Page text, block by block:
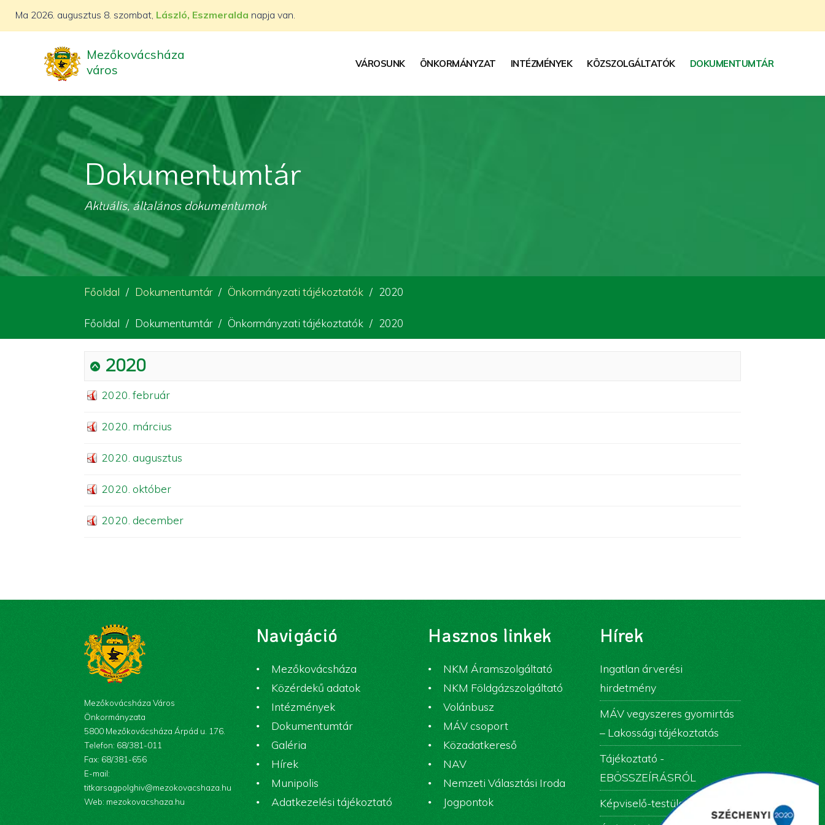
Ma 2026. augusztus 8. szombat, László, Eszmeralda napja van.
Mezőkovácsháza
város
VÁROSUNK ÖNKORMÁNYZAT INTÉZMÉNYEK KÖZSZOLGÁLTATÓK DOKUMENTUMTÁR
Dokumentumtár
Aktuális, általános dokumentumok
Főoldal Dokumentumtár Önkormányzati tájékoztatók 2020
Főoldal Dokumentumtár Önkormányzati tájékoztatók 2020
2020
2020. február
2020. március
2020. augusztus
2020. október
2020. december
Mezőkovácsháza Város
Önkormányzata
5800 Mezőkovácsháza Árpád u. 176.
Telefon: 68/381-011
Fax: 68/381-656
E-mail:
titkarsagpolghiv@mezokovacshaza.hu
Web: mezokovacshaza.hu
Navigáció
Mezőkovácsháza
Közérdekű adatok
Intézmények
Dokumentumtár
Galéria
Hírek
Munipolis
Adatkezelési tájékoztató
Hasznos linkek
NKM Áramszolgáltató
NKM Földgázszolgáltató
Volánbusz
MÁV csoport
Közadatkereső
NAV
Nemzeti Választási Iroda
Jogpontok
Hírek
Ingatlan árverési
hirdetmény
MÁV vegyszeres gyomirtás
– Lakossági tájékoztatás
Tájékoztató -
EBÖSSZEÍRÁSRÓL
Képviselő-testületi ülés